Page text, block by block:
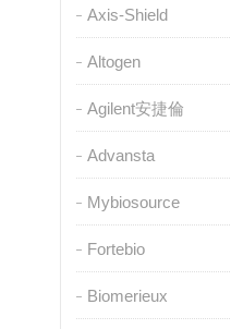
Axis-Shield
Altogen
Agilent安捷倫
Advansta
Mybiosource
Fortebio
Biomerieux